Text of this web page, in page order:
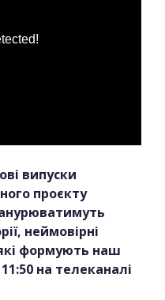
випуски
проєкту
неймовірні
формують наш
на телеканалі